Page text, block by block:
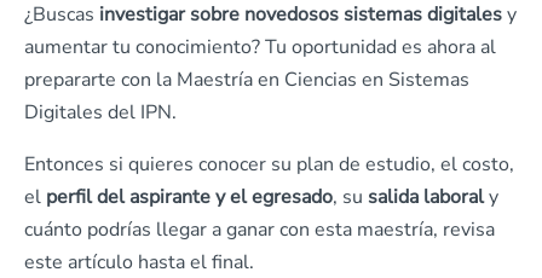
¿Buscas investigar sobre novedosos sistemas digitalesy
aumentar tu conocimiento? Tu oportunidad es ahora al
prepararte con la Maestría en Ciencias en Sistemas
Digitales del IPN.
Entonces si quieres conocer su plan de estudio, el costo,
el perfil del aspirante y el egresado, su salida laboraly
cuánto podrías llegar a ganar con esta maestría, revisa
este artículo hasta el final.